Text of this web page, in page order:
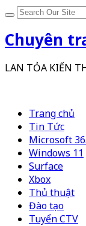
Chuyên
LAN TỎA KIẾN
Trang chủ
Tin Tức
Microsoft
Windows 11
Surface
Xbox
Thủ thuật
Đào tạo
Tuyển CTV